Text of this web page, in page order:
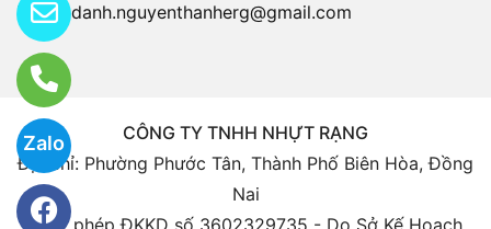
Zalo
Email:danh.nguyenthanherg@gmail.com
CÔNG TY TNHH NHỰT RẠNG
Địa chỉ: Phường Phước Tân, Thành Phố Biên Hòa, Đồng
Nai
Giấy phép ĐKKD số 3602329735 - Do Sở Kế Hoạch